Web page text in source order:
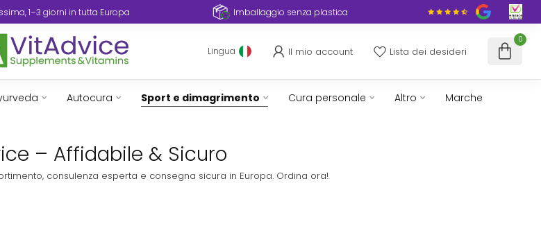
1–3 giorni in tutta Europa Imballaggio senza plastica
Lingua Il mio account Lista dei desideri
0
Autocura Sport e dimagrimento Cura personale Altro Marche
– Affidabile & Sicuro
consulenza esperta e consegna sicura in Europa. Ordina ora!